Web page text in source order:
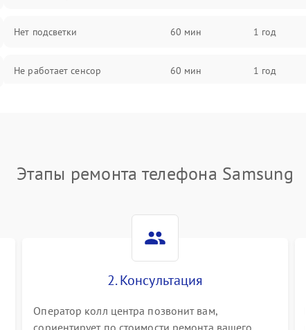
Нет подсветки 60 мин 1 год
Не работает сенсор 60 мин 1 год
Не работает Face ID 60 мин
Этапы ремонта телефона Samsung
2. Консультация
Оператор колл центра позвонит вам,
сориентирует по стоимости ремонта вашего